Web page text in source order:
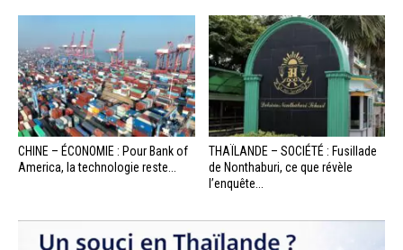
CHINE – ÉCONOMIE : Pour Bank of
America, la technologie reste...
THAÏLANDE – SOCIÉTÉ : Fusillade
de Nonthaburi, ce que révèle
l’enquête...